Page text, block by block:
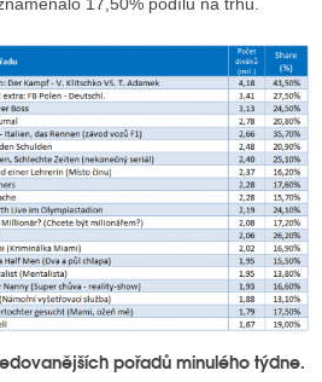
pořadů minulého týdne.